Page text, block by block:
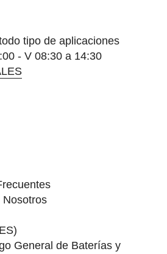
tipo de aplicaciones
- V 08:30 a 14:30
Nosotros
General de Baterías y